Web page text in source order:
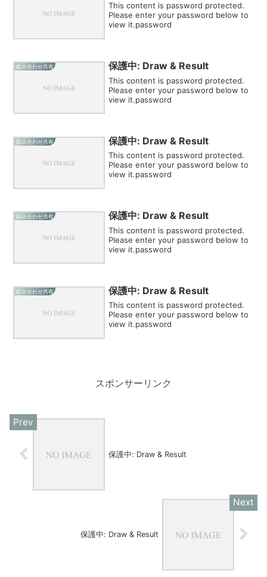
This content is password protected.
Please enter your password below to
view it.password
組み合わせ共有 保護中: Draw & Result
This content is password protected.
Please enter your password below to
view it.password
組み合わせ共有 保護中: Draw & Result
This content is password protected.
Please enter your password below to
view it.password
組み合わせ共有 保護中: Draw & Result
This content is password protected.
Please enter your password below to
view it.password
組み合わせ共有 保護中: Draw & Result
This content is password protected.
Please enter your password below to
view it.password
スポンサーリンク
保護中: Draw & Result
保護中: Draw & Result